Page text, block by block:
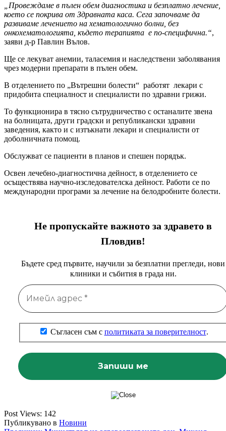
„Провеждаме в пълен обем диагностика и безплатно лечение,
което се покрива от Здравната каса. Сега започваме да
развиваме лечението на хематологично болни, без
онкохематологията, където терапията е по-специфична.“,
заяви д-р Павлин Вълов.
Ще се лекуват анемии, таласемия и наследствени заболявания
чрез модерни препарати в пълен обем.
В отделението по „Вътрешни болести“ работят лекари с
придобита специалност и специалисти по здравни грижи.
То функционира в тясно сътрудничество с останалите звена
на болницата, други градски и републикански здравни
заведения, както и с изтъкнати лекари и специалисти от
доболничната помощ.
Обслужват се пациенти в планов и спешен порядък.
Освен лечебно-диагностична дейност, в отделението се
осъществява научно-изследователска дейност. Работи се по
международни програми за лечение на белодробните болести.
Не пропускайте важното за здравето в
Пловдив!
Бъдете сред първите, научили за безплатни прегледи, нови
клиники и събития в града ни.
Съгласен съм с политиката за поверителност.
Post Views: 142
Публикувано в Новини